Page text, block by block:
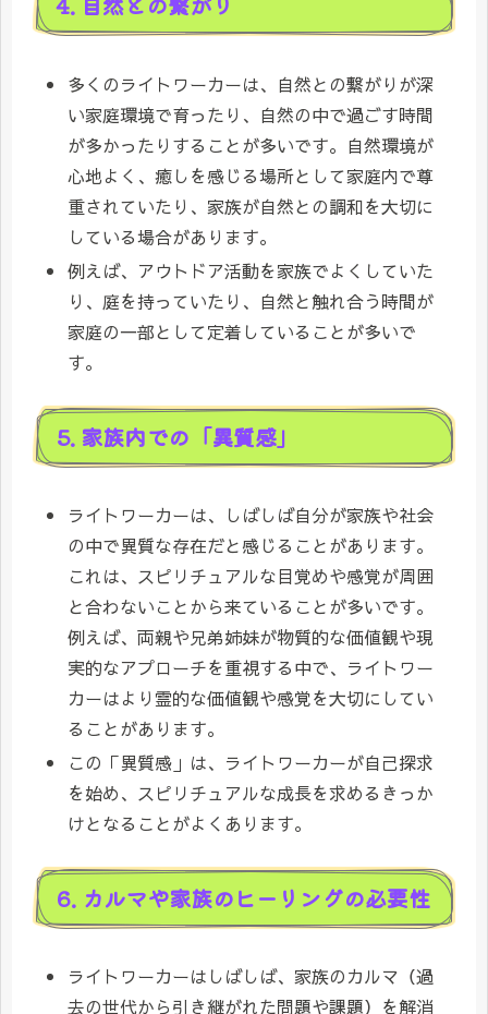
多くのライトワーカーは、自然との繋がりが深
い家庭環境で育ったり、自然の中で過ごす時間
が多かったりすることが多いです。自然環境が
心地よく、癒しを感じる場所として家庭内で尊
重されていたり、家族が自然との調和を大切に
している場合があります。
例えば、アウトドア活動を家族でよくしていた
り、庭を持っていたり、自然と触れ合う時間が
家庭の一部として定着していることが多いで
す。
5. 家族内での「異質感」
ライトワーカーは、しばしば自分が家族や社会
の中で異質な存在だと感じることがあります。
これは、スピリチュアルな目覚めや感覚が周囲
と合わないことから来ていることが多いです。
例えば、両親や兄弟姉妹が物質的な価値観や現
実的なアプローチを重視する中で、ライトワー
カーはより霊的な価値観や感覚を大切にしてい
ることがあります。
この「異質感」は、ライトワーカーが自己探求
を始め、スピリチュアルな成長を求めるきっか
けとなることがよくあります。
6. カルマや家族のヒーリングの必要性
ライトワーカーはしばしば、家族のカルマ（過
去の世代から引き継がれた問題や課題）を解消